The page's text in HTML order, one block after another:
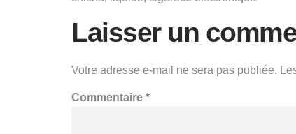
Laisser un
Votre adresse e-mail ne sera pas publiée.
Commentaire *